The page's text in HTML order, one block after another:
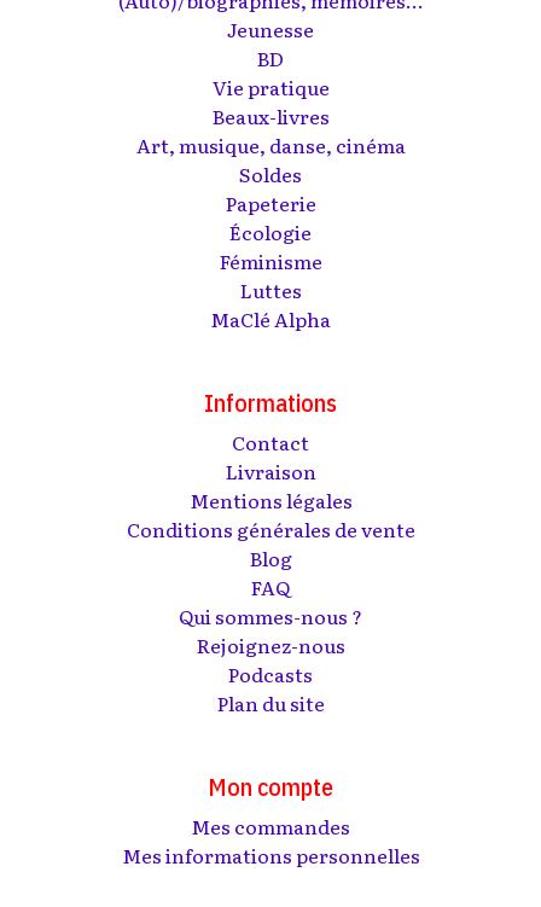
Jeunesse
BD
Vie pratique
Beaux-livres
Art, musique, danse, cinéma
Soldes
Papeterie
Écologie
Féminisme
Luttes
MaClé Alpha
Informations
Contact
Livraison
Mentions légales
Conditions générales de vente
Blog
FAQ
Qui sommes-nous ?
Rejoignez-nous
Podcasts
Plan du site
Mon compte
Mes commandes
Mes informations personnelles